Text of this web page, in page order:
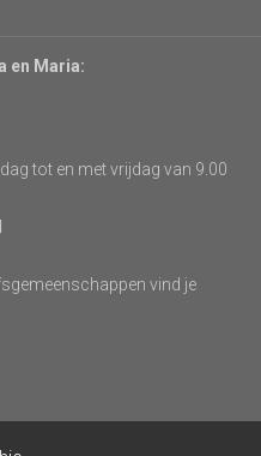
en Maria:
tot en met vrijdag van 9.00
vind je